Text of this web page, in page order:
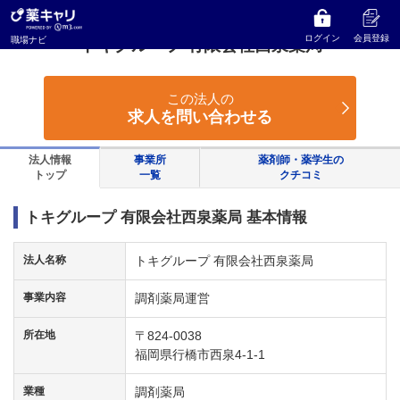
職場ナビ ログイン 会員登録
薬キャリ 職場ナビ トキグループ 有限会社西泉薬局
トキグループ 有限会社西泉薬局
この法人の
求人を問い合わせる
法人情報
トップ
事業所
一覧
薬剤師・薬学生の
クチコミ
トキグループ 有限会社西泉薬局 基本情報
法人名称 トキグループ 有限会社西泉薬局
事業内容 調剤薬局運営
所在地
〒824-0038
福岡県行橋市西泉4-1-1
業種 調剤薬局